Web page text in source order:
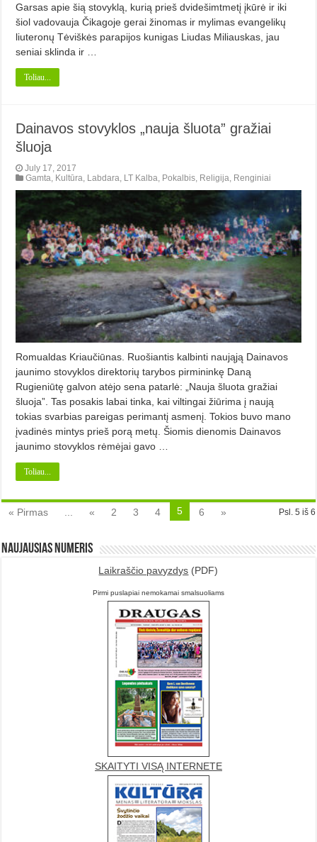
Garsas apie šią stovyklą, kurią prieš dvidešimtmetį įkūrė ir iki
šiol vadovauja Čikagoje gerai žinomas ir mylimas evangelikų
liuteronų Tėviškės parapijos kunigas Liudas Miliauskas, jau
seniai sklinda ir …
Toliau...
Dainavos stovyklos „nauja šluota” gražiai
šluoja
July 17, 2017
Gamta, Kultūra, Labdara, LT Kalba, Pokalbis, Religija, Renginiai
Romualdas Kriaučiūnas. Ruošiantis kalbinti naująją Dainavos
jaunimo stovyklos direktorių tarybos pirmininkę Daną
Rugieniūtę galvon atėjo sena patarlė: „Nauja šluota gražiai
šluoja”. Tas posakis labai tinka, kai viltingai žiūrima į naują
tokias svarbias pareigas perimantį asmenį. Tokios buvo mano
įvadinės mintys prieš porą metų. Šiomis dienomis Dainavos
jaunimo stovyklos rėmėjai gavo …
Toliau...
Psl. 5 iš 6
« Pirmas « 2 3 4 5 6 »
Naujausias numeris
Laikraščio pavyzdys (PDF)
Pirmi puslapiai nemokamai smalsuoliams
SKAITYTI VISĄ INTERNETE